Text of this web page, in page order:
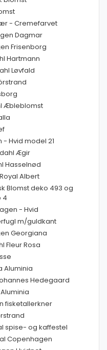
- Cremefarvet
Dagmar
Frisenborg
Hartmann
Løvfald
Æbleblomst
Hvid model 21
Ægir
Hasselnød
Albert
Blomst deko 493 og
4
- Hvid
m/guldkant
Georgiana
Fleur Rosa
Aluminia
Hedegaard
fisketallerkner
spise- og kaffestel
Copenhagen